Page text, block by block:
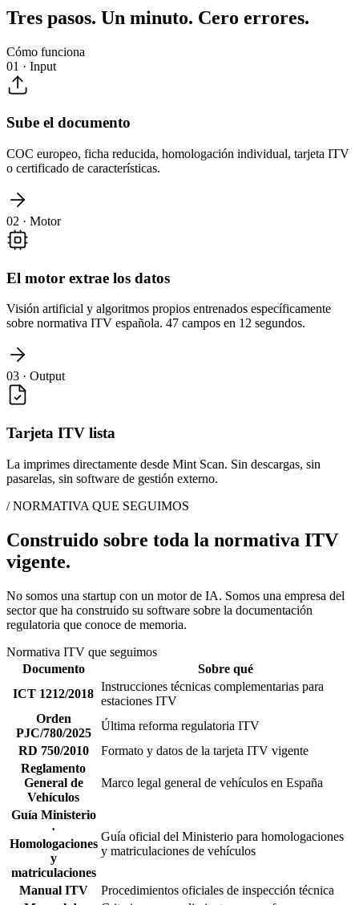
Tres pasos. Un minuto. Cero errores.
Cómo funciona
01 · Input
Sube el documento
COC europeo, ficha reducida, homologación individual, tarjeta ITV
o certificado de características.
02 · Motor
El motor extrae los datos
Visión artificial y algoritmos propios entrenados específicamente
sobre normativa ITV española. 47 campos en 12 segundos.
03 · Output
Tarjeta ITV lista
La imprimes directamente desde Mint Scan. Sin descargas, sin
pasarelas, sin software de gestión externo.
/ NORMATIVA QUE SEGUIMOS
Construido sobre toda la normativa ITV
vigente.
No somos una startup con un motor de IA. Somos una empresa del
sector que ha construido su software sobre la documentación
regulatoria que conoce de memoria.
Normativa ITV que seguimos
Documento
Sobre qué
ICT 1212/2018
Instrucciones técnicas complementarias para
estaciones ITV
Orden
PJC/780/2025
Última reforma regulatoria ITV
RD 750/2010
Formato y datos de la tarjeta ITV vigente
Reglamento
General de
Vehículos
Marco legal general de vehículos en España
Guía Ministerio
·
Homologaciones
y
matriculaciones
Guía oficial del Ministerio para homologaciones
y matriculaciones de vehículos
Manual ITV
Procedimientos oficiales de inspección técnica